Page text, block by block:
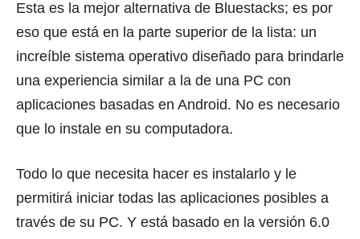
Esta es la mejor alternativa de Bluestacks; es por
eso que está en la parte superior de la lista: un
increíble sistema operativo diseñado para brindarle
una experiencia similar a la de una PC con
aplicaciones basadas en Android. No es necesario
que lo instale en su computadora.
Todo lo que necesita hacer es instalarlo y le
permitirá iniciar todas las aplicaciones posibles a
través de su PC. Y está basado en la versión 6.0